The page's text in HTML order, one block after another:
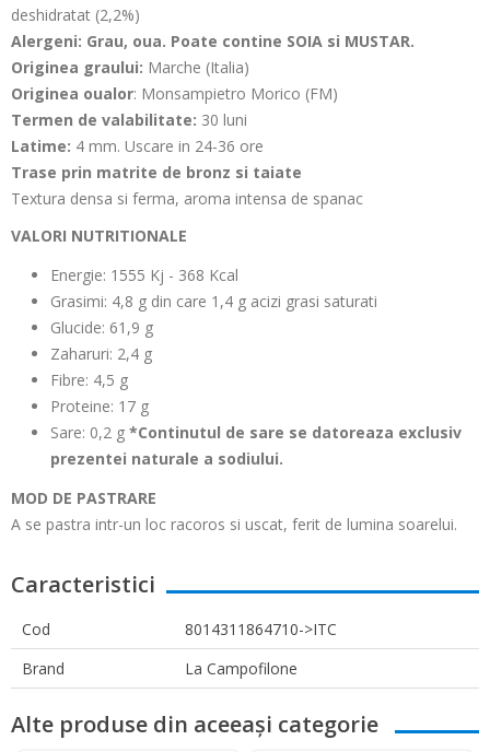
deshidratat (2,2%)
Alergeni: Grau, oua. Poate contine SOIA si MUSTAR.
Originea graului: Marche (Italia)
Originea oualor: Monsampietro Morico (FM)
Termen de valabilitate: 30 luni
Latime: 4 mm. Uscare in 24-36 ore
Trase prin matrite de bronz si taiate
Textura densa si ferma, aroma intensa de spanac
VALORI NUTRITIONALE
Energie: 1555 Kj - 368 Kcal
Grasimi: 4,8 g din care 1,4 g acizi grasi saturati
Glucide: 61,9 g
Zaharuri: 2,4 g
Fibre: 4,5 g
Proteine: 17 g
Sare: 0,2 g *Continutul de sare se datoreaza exclusiv
prezentei naturale a sodiului.
MOD DE PASTRARE
A se pastra intr-un loc racoros si uscat, ferit de lumina soarelui.
Caracteristici
Cod
8014311864710->ITC
Brand
La Campofilone
Alte produse din aceeași categorie